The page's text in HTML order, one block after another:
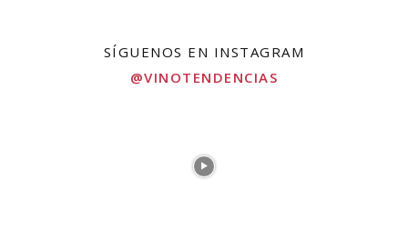
SÍGUENOS EN INSTAGRAM
@VINOTENDENCIAS